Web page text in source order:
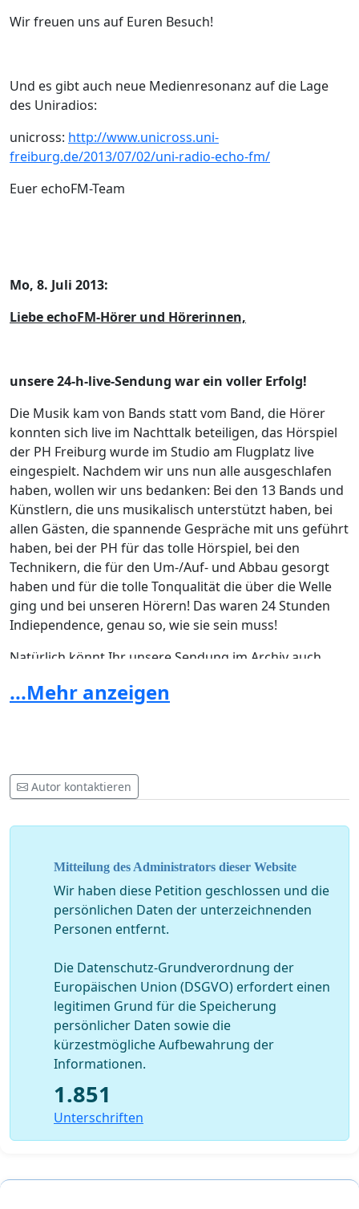
Wir freuen uns auf Euren Besuch!
Und es gibt auch neue Medienresonanz auf die Lage
des Uniradios:
unicross: http://www.unicross.uni-
freiburg.de/2013/07/02/uni-radio-echo-fm/
Euer echoFM-Team
Mo, 8. Juli 2013:
Liebe echoFM-Hörer und Hörerinnen,
unsere 24-h-live-Sendung war ein voller Erfolg!
Die Musik kam von Bands statt vom Band, die Hörer
konnten sich live im Nachttalk beteiligen, das Hörspiel
der PH Freiburg wurde im Studio am Flugplatz live
eingespielt. Nachdem wir uns nun alle ausgeschlafen
haben, wollen wir uns bedanken: Bei den 13 Bands und
Künstlern, die uns musikalisch unterstützt haben, bei
allen Gästen, die spannende Gespräche mit uns geführt
haben, bei der PH für das tolle Hörspiel, bei den
Technikern, die für den Um-/Auf- und Abbau gesorgt
haben und für die tolle Tonqualität die über die Welle
ging und bei unseren Hörern! Das waren 24 Stunden
Indiependence, genau so, wie sie sein muss!
Natürlich könnt Ihr unsere Sendung im Archiv auch
seine Crew, Otto Normal, Restless Feet, SOS, Waldo the
die "Neue Musik" von Mehrklang. Vielen Dank an alle
unsere Gäste und Hörer, die spannende Themen mit
Abschlussrunde am Samstag von 14-16 Uhr mit dem
Präsidenten Thomas Langheinrich und ARD-
MEdienprofi Klaus Amman. Wir blicken in die Zukunft
und sehen da schon wieder ein ganz tolles, großes
Projekt am Horizont, in der Zukunft von echoFM, dem
Aufgrund der vielen positiven Resonanz werden wir an
diesem Freitag (12. Juli) ab 18Uhr noch einmal das
komplette Programm unseres 24-h-live-Marathons
senden.
Und auch bezüglich der Rettung unseres Sender gibt
es Neuigkeiten!
...Mehr anzeigen
Autor kontaktieren
Mitteilung des Administrators dieser Website
Wir haben diese Petition geschlossen und die
persönlichen Daten der unterzeichnenden
Personen entfernt.
Die Datenschutz-Grundverordnung der
Europäischen Union (DSGVO) erfordert einen
legitimen Grund für die Speicherung
persönlicher Daten sowie die
kürzestmögliche Aufbewahrung der
Informationen.
1.851
Unterschriften